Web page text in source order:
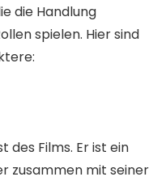
die Handlung
spielen. Hier sind
des Films. Er ist ein
zusammen mit seiner